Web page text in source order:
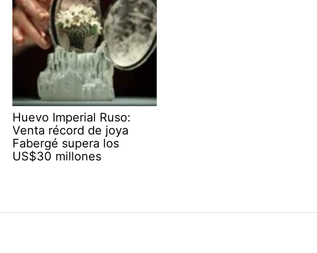
Huevo Imperial Ruso:
Venta récord de joya
Fabergé supera los
US$30 millones